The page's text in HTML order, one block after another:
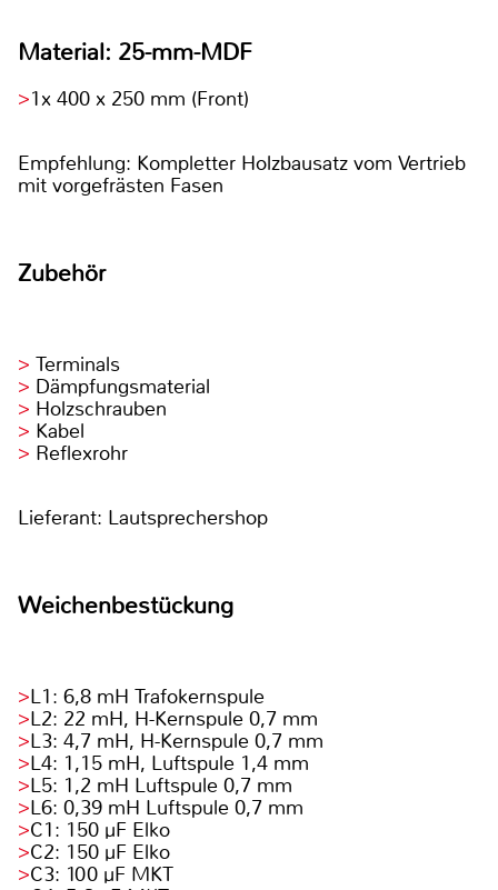
Material: 25-mm-MDF
1x 400 x 250 mm (Front)
Empfehlung: Kompletter Holzbausatz vom Vertrieb
mit vorgefrästen Fasen
Zubehör
Terminals
Dämpfungsmaterial
Holzschrauben
Kabel
Reflexrohr
Lieferant: Lautsprechershop
Weichenbestückung
L1: 6,8 mH Trafokernspule
L2: 22 mH, H-Kernspule 0,7 mm
L3: 4,7 mH, H-Kernspule 0,7 mm
L4: 1,15 mH, Luftspule 1,4 mm
L5: 1,2 mH Luftspule 0,7 mm
L6: 0,39 mH Luftspule 0,7 mm
C1: 150 µF Elko
C2: 150 µF Elko
C3: 100 µF MKT